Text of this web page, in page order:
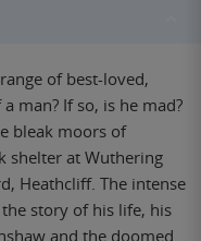
of best-loved,
man? If so, is he mad?
bleak moors of
shelter at Wuthering
Heathcliff. The intense
story of his life, his
and the doomed